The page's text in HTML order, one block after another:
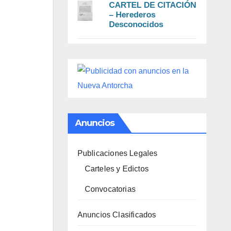
CARTEL DE CITACIÓN
– Herederos
Desconocidos
Anuncios
Publicaciones Legales
Carteles y Edictos
Convocatorias
Anuncios Clasificados